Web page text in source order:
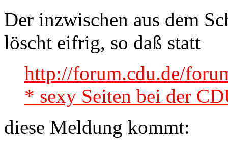
Der inzwischen aus dem
löscht eifrig, so daß statt
http://forum.cdu.de/
* sexy Seiten bei der
diese Meldung kommt: